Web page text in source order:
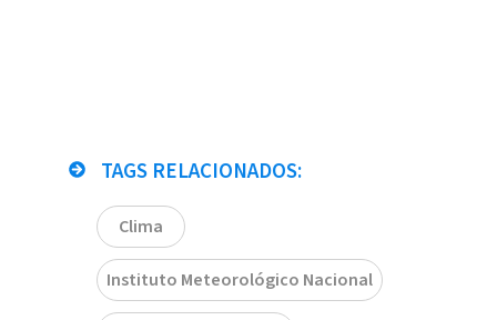
TAGS RELACIONADOS:
Clima
Instituto Meteorológico Nacional